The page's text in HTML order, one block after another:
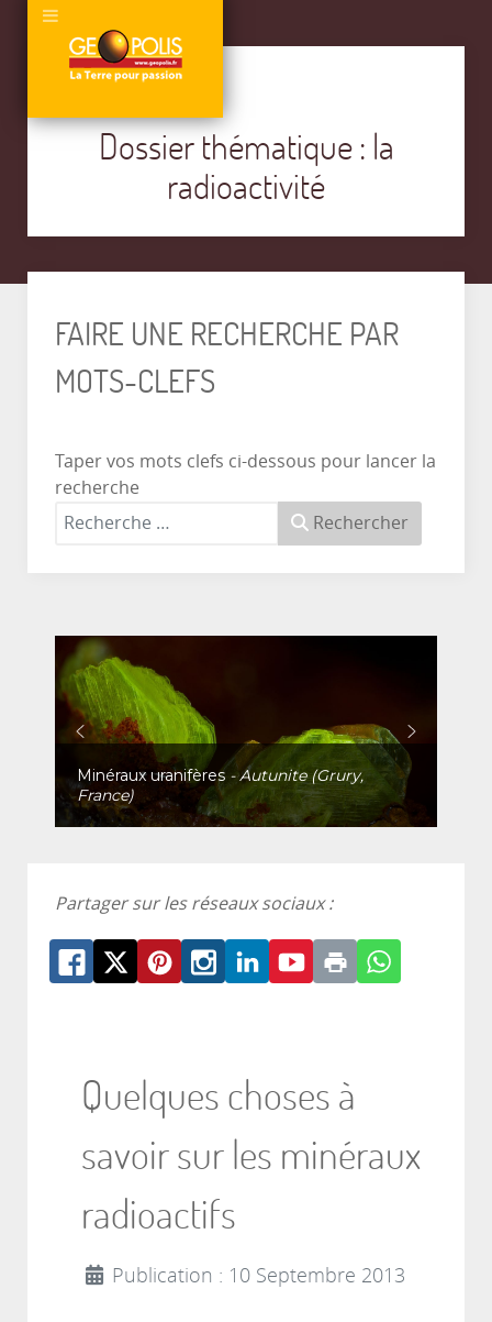
Dossier thématique : la
radioactivité
FAIRE UNE RECHERCHE PAR
MOTS-CLEFS
Taper vos mots clefs ci-dessous pour lancer la
recherche
Rechercher
Minéraux uranifères - Autunite (Grury,
France)
Partager sur les réseaux sociaux :
Quelques choses à
savoir sur les minéraux
radioactifs
Publication : 10 Septembre 2013